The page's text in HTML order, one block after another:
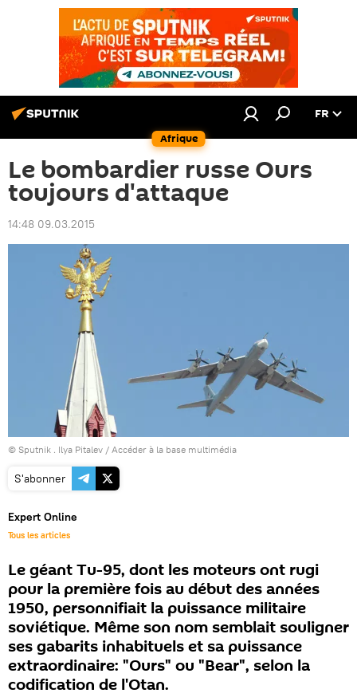
Afrique
FR
Le bombardier russe Ours
toujours d'attaque
14:48 09.03.2015
© Sputnik . Ilya Pitalev / Accéder à la base multimédia
S'abonner
Expert Online
Tous les articles
Le géant Tu-95, dont les moteurs ont rugi
pour la première fois au début des années
1950, personnifiait la puissance militaire
soviétique. Même son nom semblait souligner
ses gabarits inhabituels et sa puissance
extraordinaire: "Ours" ou "Bear", selon la
codification de l'Otan.